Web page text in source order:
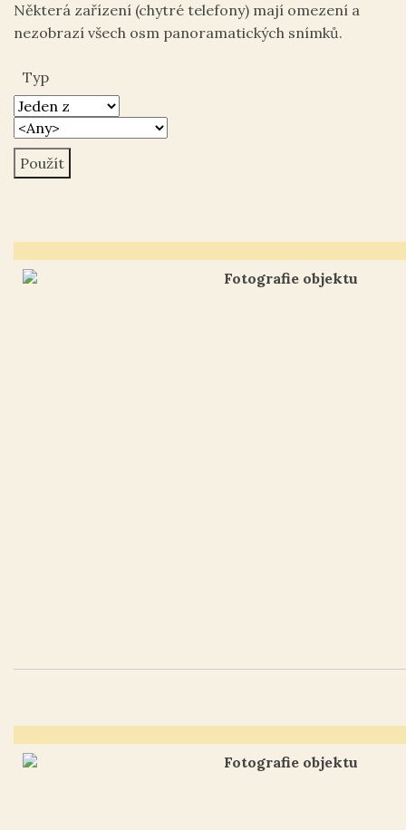
Některá zařízení (chytré telefony) mají omezení a
nezobrazí všech osm panoramatických snímků.
Typ